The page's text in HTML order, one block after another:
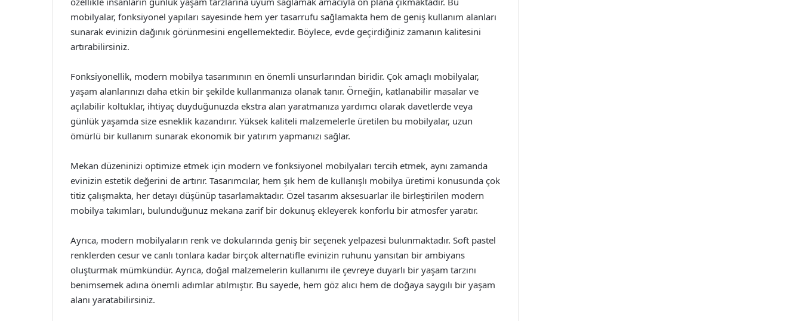
mobilyalar, fonksiyonel yapıları sayesinde hem yer tasarrufu sağlamakta hem de geniş kullanım alanları
sunarak evinizin dağınık görünmesini engellemektedir. Böylece, evde geçirdiğiniz zamanın kalitesini
artırabilirsiniz.
Fonksiyonellik, modern mobilya tasarımının en önemli unsurlarından biridir. Çok amaçlı mobilyalar,
yaşam alanlarınızı daha etkin bir şekilde kullanmanıza olanak tanır. Örneğin, katlanabilir masalar ve
açılabilir koltuklar, ihtiyaç duyduğunuzda ekstra alan yaratmanıza yardımcı olarak davetlerde veya
günlük yaşamda size esneklik kazandırır. Yüksek kaliteli malzemelerle üretilen bu mobilyalar, uzun
ömürlü bir kullanım sunarak ekonomik bir yatırım yapmanızı sağlar.
Mekan düzeninizi optimize etmek için modern ve fonksiyonel mobilyaları tercih etmek, aynı zamanda
evinizin estetik değerini de artırır. Tasarımcılar, hem şık hem de kullanışlı mobilya üretimi konusunda çok
titiz çalışmakta, her detayı düşünüp tasarlamaktadır. Özel tasarım aksesuarlar ile birleştirilen modern
mobilya takımları, bulunduğunuz mekana zarif bir dokunuş ekleyerek konforlu bir atmosfer yaratır.
Ayrıca, modern mobilyaların renk ve dokularında geniş bir seçenek yelpazesi bulunmaktadır. Soft pastel
renklerden cesur ve canlı tonlara kadar birçok alternatifle evinizin ruhunu yansıtan bir ambiyans
oluşturmak mümkündür. Ayrıca, doğal malzemelerin kullanımı ile çevreye duyarlı bir yaşam tarzını
benimsemek adına önemli adımlar atılmıştır. Bu sayede, hem göz alıcı hem de doğaya saygılı bir yaşam
alanı yaratabilirsiniz.